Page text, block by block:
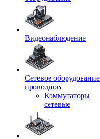
Видеонаблюдение
Сетевое оборудование
проводное
Коммутаторы
сетевые